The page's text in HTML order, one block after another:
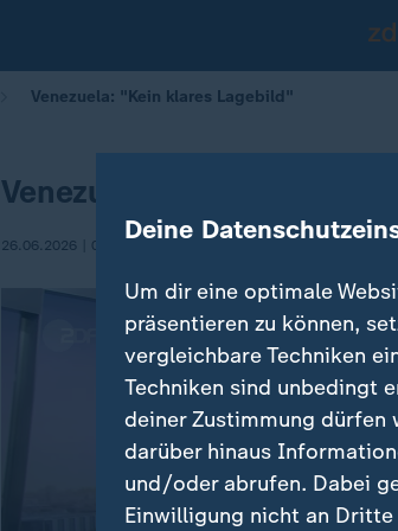
Venezuela: "Kein klares Lagebild"
Venezuela: "Kein klares
26.06.2026 | 05:30 Deine
Um dir eine optimale
präsentieren zu können,
vergleichbare Techniken
Techniken sind unbedingt
deiner Zustimmung dürfen
darüber hinaus
und/oder abrufen. Dabei
Einwilligung nicht an